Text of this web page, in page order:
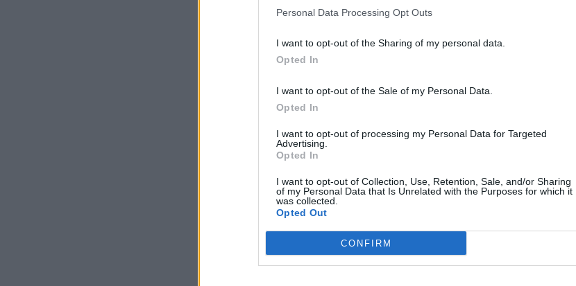
Personal Data Processing Opt Outs
I want to opt-out of the Sharing of my personal data.
Opted In
I want to opt-out of the Sale of my Personal Data.
Opted In
I want to opt-out of processing my Personal Data for Targeted
Advertising.
Opted In
I want to opt-out of Collection, Use, Retention, Sale, and/or Sharing
of my Personal Data that Is Unrelated with the Purposes for which it
was collected.
Opted Out
CONFIRM